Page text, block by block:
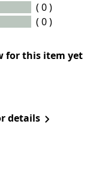
( 0 )
( 0 )
for this item yet
details